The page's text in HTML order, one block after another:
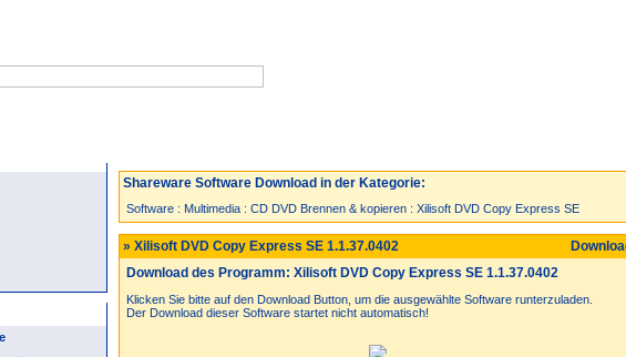
Shareware Software Download in der Kategorie:
Software : Multimedia : CD DVD Brennen & kopieren : Xilisoft DVD Copy Express SE
» Xilisoft DVD Copy Express SE 1.1.37.0402
Download des Programm: Xilisoft DVD Copy Express SE 1.1.37.0402
Klicken Sie bitte auf den Download Button, um die ausgewählte Software runterzuladen.
Der Download dieser Software startet nicht automatisch!